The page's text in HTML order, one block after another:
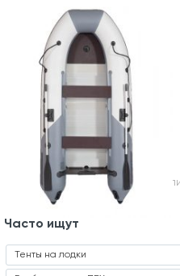
Вы
Часто ищут
Тенты на лодки